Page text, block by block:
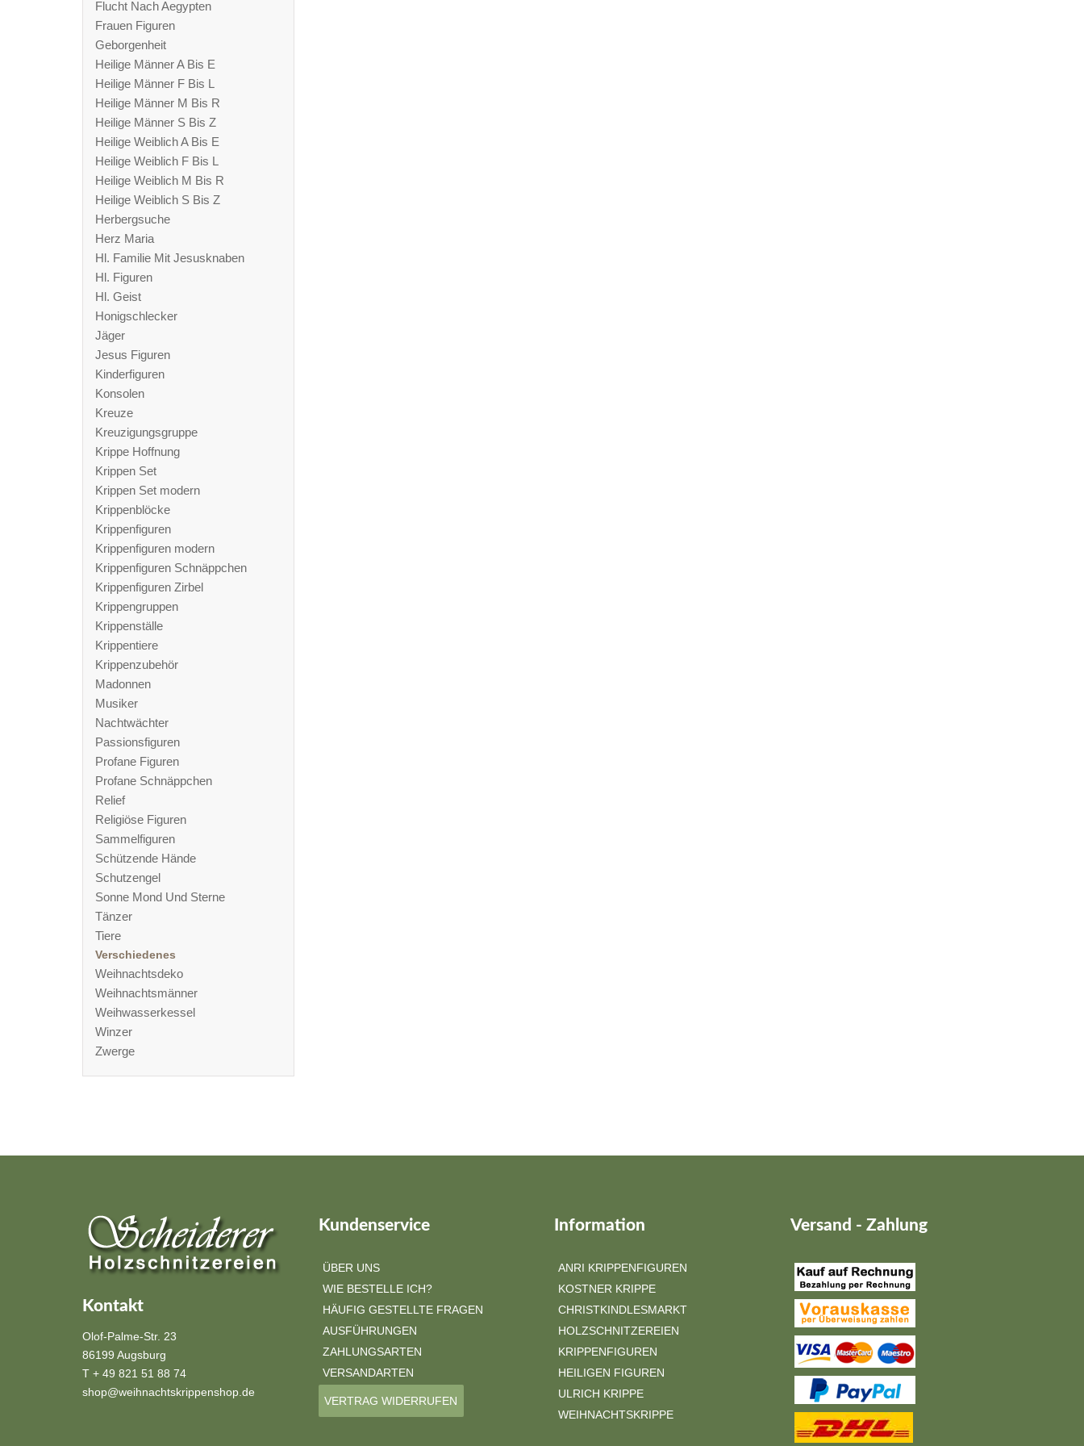
Flucht Nach Aegypten
Frauen Figuren
Geborgenheit
Heilige Männer A Bis E
Heilige Männer F Bis L
Heilige Männer M Bis R
Heilige Männer S Bis Z
Heilige Weiblich A Bis E
Heilige Weiblich F Bis L
Heilige Weiblich M Bis R
Heilige Weiblich S Bis Z
Herbergsuche
Herz Maria
Hl. Familie Mit Jesusknaben
Hl. Figuren
Hl. Geist
Honigschlecker
Jäger
Jesus Figuren
Kinderfiguren
Konsolen
Kreuze
Kreuzigungsgruppe
Krippe Hoffnung
Krippen Set
Krippen Set modern
Krippenblöcke
Krippenfiguren
Krippenfiguren modern
Krippenfiguren Schnäppchen
Krippenfiguren Zirbel
Krippengruppen
Krippenställe
Krippentiere
Krippenzubehör
Madonnen
Musiker
Nachtwächter
Passionsfiguren
Profane Figuren
Profane Schnäppchen
Relief
Religiöse Figuren
Sammelfiguren
Schützende Hände
Schutzengel
Sonne Mond Und Sterne
Tänzer
Tiere
Verschiedenes
Weihnachtsdeko
Weihnachtsmänner
Weihwasserkessel
Winzer
Zwerge
Kontakt
Olof-Palme-Str. 23
86199 Augsburg
T + 49 821 51 88 74
shop@weihnachtskrippenshop.de
Kundenservice
ÜBER UNS
WIE BESTELLE ICH?
HÄUFIG GESTELLTE FRAGEN
AUSFÜHRUNGEN
ZAHLUNGSARTEN
VERSANDARTEN
VERTRAG WIDERRUFEN
Information
ANRI KRIPPENFIGUREN
KOSTNER KRIPPE
CHRISTKINDLESMARKT
HOLZSCHNITZEREIEN
KRIPPENFIGUREN
HEILIGEN FIGUREN
ULRICH KRIPPE
WEIHNACHTSKRIPPE
Versand - Zahlung